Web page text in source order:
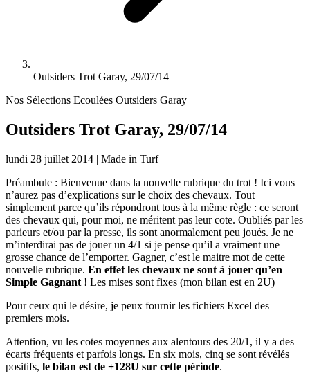
Outsiders Trot Garay, 29/07/14
Nos Sélections Ecoulées Outsiders Garay
Outsiders Trot Garay, 29/07/14
lundi 28 juillet 2014 | Made in Turf
Préambule : Bienvenue dans la nouvelle rubrique du trot ! Ici vous
n’aurez pas d’explications sur le choix des chevaux. Tout
simplement parce qu’ils répondront tous à la même règle : ce seront
des chevaux qui, pour moi, ne méritent pas leur cote. Oubliés par les
parieurs et/ou par la presse, ils sont anormalement peu joués. Je ne
m’interdirai pas de jouer un 4/1 si je pense qu’il a vraiment une
grosse chance de l’emporter. Gagner, c’est le maitre mot de cette
nouvelle rubrique. En effet les chevaux ne sont à jouer qu’en
Simple Gagnant ! Les mises sont fixes (mon bilan est en 2U)
Pour ceux qui le désire, je peux fournir les fichiers Excel des
premiers mois.
Attention, vu les cotes moyennes aux alentours des 20/1, il y a des
écarts fréquents et parfois longs. En six mois, cinq se sont révélés
positifs, le bilan est de +128U sur cette période.